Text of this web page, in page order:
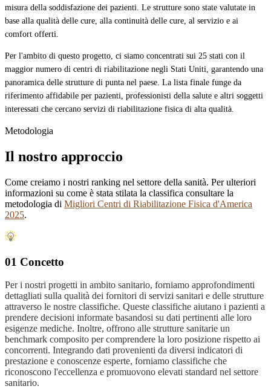
misura della soddisfazione dei pazienti. Le strutture sono state valutate in
base alla qualità delle cure, alla continuità delle cure, al servizio e ai
comfort offerti.
Per l'ambito di questo progetto, ci siamo concentrati sui 25 stati con il
maggior numero di centri di riabilitazione negli Stati Uniti, garantendo una
panoramica delle strutture di punta nel paese. La lista finale funge da
riferimento affidabile per pazienti, professionisti della salute e altri soggetti
interessati che cercano servizi di riabilitazione fisica di alta qualità.
Metodologia
Il nostro approccio
Come creiamo i nostri ranking nel settore della sanità. Per ulteriori
informazioni su come è stata stilata la classifica consultare la
metodologia di Migliori Centri di Riabilitazione Fisica d'America
2025.
01 Concetto
Per i nostri progetti in ambito sanitario, forniamo approfondimenti
dettagliati sulla qualità dei fornitori di servizi sanitari e delle strutture
attraverso le nostre classifiche. Queste classifiche aiutano i pazienti a
prendere decisioni informate basandosi su dati pertinenti alle loro
esigenze mediche. Inoltre, offrono alle strutture sanitarie un
benchmark composito per comprendere la loro posizione rispetto ai
concorrenti. Integrando dati provenienti da diversi indicatori di
prestazione e conoscenze esperte, forniamo classifiche che
riconoscono l'eccellenza e promuovono elevati standard nel settore
sanitario.